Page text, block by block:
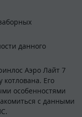
данного
Аэро Лайт 7
котлована. Его
особенностями
с данными